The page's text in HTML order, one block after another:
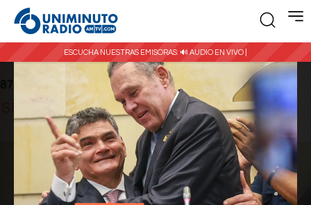
ESCUCHA NUESTRAS EMISORAS: 🔊 AUDIO EN VIVO |